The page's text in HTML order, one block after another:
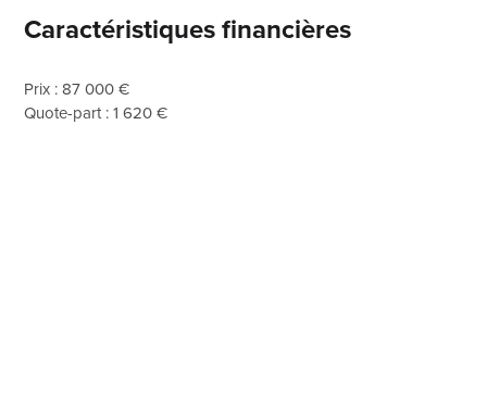
Caractéristiques financières
Prix : 87 000 €
Quote-part : 1 620 €